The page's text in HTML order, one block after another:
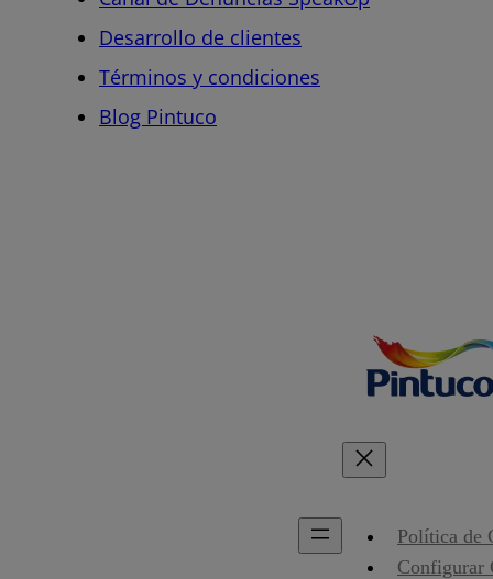
Desarrollo de clientes
Términos y condiciones
Blog Pintuco
Política de
Configurar